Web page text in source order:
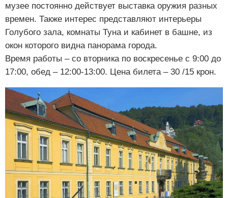
музее постоянно действует выставка оружия разных
времен. Также интерес представляют интерьеры
Голубого зала, комнаты Туна и кабинет в башне, из
окон которого видна панорама города.
Время работы – со вторника по воскресенье с 9:00 до
17:00, обед – 12:00-13:00. Цена билета – 30 /15 крон.